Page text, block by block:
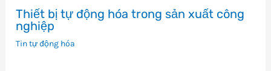
Thiết bị tự động hóa trong sản xuất công
nghiệp
Tin tự động hóa